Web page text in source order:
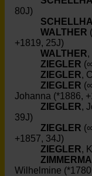
80J)
WALTHER
+1819, 25J)
WALTHER,
ZIEGLER
ZIEGLER,
ZIEGLER
Johanna (*1886,
ZIEGLER,
39J)
ZIEGLER
+1857, 34J)
ZIEGLER,
Wilhelmine